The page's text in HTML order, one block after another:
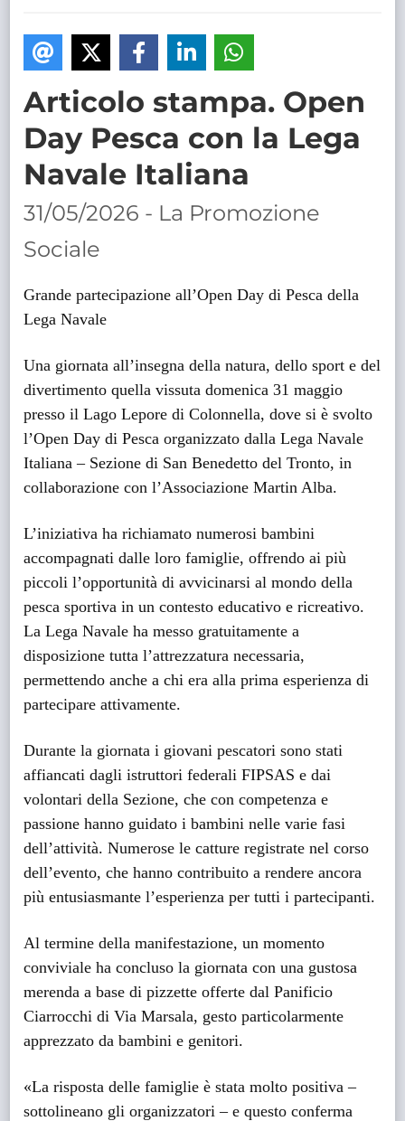
Articolo stampa. Open
Day Pesca con la Lega
Navale Italiana
31/05/2026 - La Promozione
Sociale
Grande partecipazione all’Open Day di Pesca della
Lega Navale
Una giornata all’insegna della natura, dello sport e del
divertimento quella vissuta domenica 31 maggio
presso il Lago Lepore di Colonnella, dove si è svolto
l’Open Day di Pesca organizzato dalla Lega Navale
Italiana – Sezione di San Benedetto del Tronto, in
collaborazione con l’Associazione Martin Alba.
L’iniziativa ha richiamato numerosi bambini
accompagnati dalle loro famiglie, offrendo ai più
piccoli l’opportunità di avvicinarsi al mondo della
pesca sportiva in un contesto educativo e ricreativo.
La Lega Navale ha messo gratuitamente a
disposizione tutta l’attrezzatura necessaria,
permettendo anche a chi era alla prima esperienza di
partecipare attivamente.
Durante la giornata i giovani pescatori sono stati
affiancati dagli istruttori federali FIPSAS e dai
volontari della Sezione, che con competenza e
passione hanno guidato i bambini nelle varie fasi
dell’attività. Numerose le catture registrate nel corso
dell’evento, che hanno contribuito a rendere ancora
più entusiasmante l’esperienza per tutti i partecipanti.
Al termine della manifestazione, un momento
conviviale ha concluso la giornata con una gustosa
merenda a base di pizzette offerte dal Panificio
Ciarrocchi di Via Marsala, gesto particolarmente
apprezzato da bambini e genitori.
«La risposta delle famiglie è stata molto positiva –
sottolineano gli organizzatori – e questo conferma